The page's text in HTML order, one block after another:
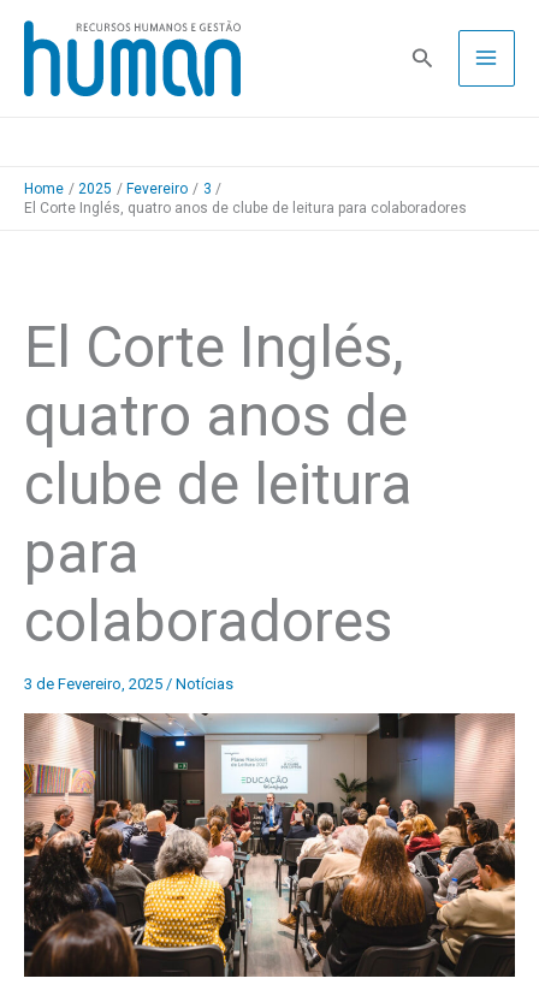
Skip
content
Pesquisa
Home 2025 Fevereiro
3
El Corte Inglés, quatro anos de clube de leitura para colaboradores
El Corte Inglés,
quatro anos de
clube de leitura
para
colaboradores
3 de Fevereiro, 2025 / Notícias